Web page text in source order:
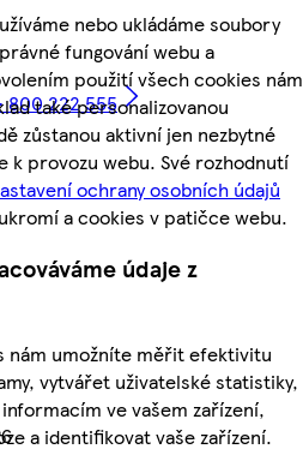
nebo ukládáme soubory
fungování webu a
použití všech cookies nám
také personalizovanou
zůstanou aktivní jen nezbytné
provozu webu. Své rozhodnutí
ochrany osobních údajů
a cookies v patičce webu.
údaje z
nám umožníte měřit efektivitu
vytvářet uživatelské statistiky,
ve vašem zařízení,
a identifikovat vaše zařízení.
800 222 555